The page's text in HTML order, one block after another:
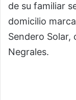
de su familiar
domicilio
Sendero Solar,
Negrales.